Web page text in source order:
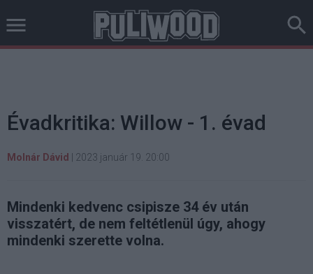
Évadkritika: Willow - 1. évad
Molnár Dávid 2023 január 19. 20:00
Mindenki kedvenc csipisze 34 év után
visszatért, de nem feltétlenül úgy, ahogy
mindenki szerette volna.